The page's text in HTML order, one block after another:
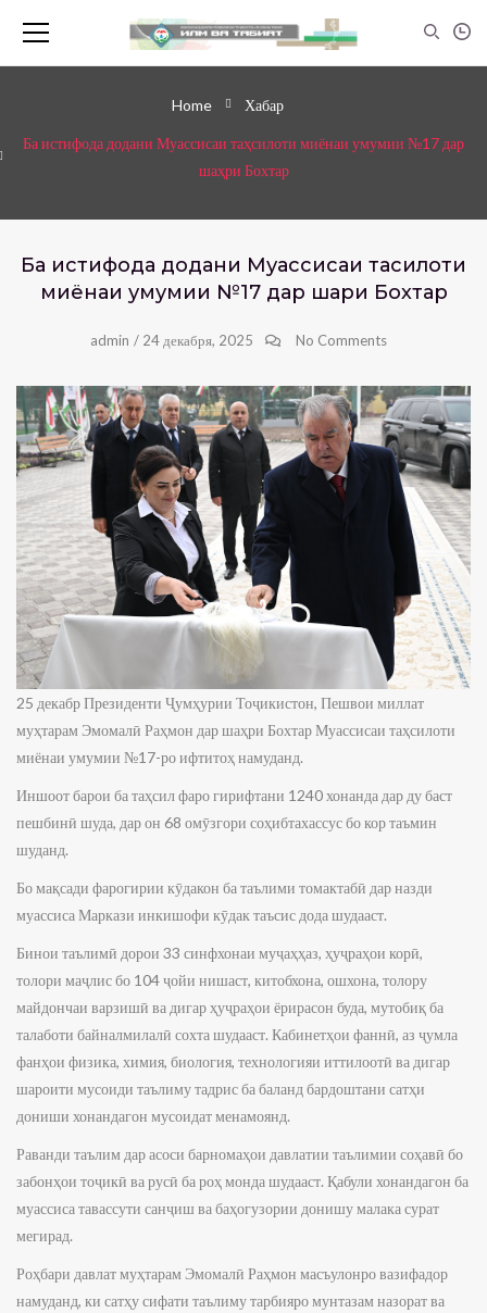
Home Хабар
Ба истифода додани Муассисаи таҳсилоти миёнаи умумии №17 дар
шаҳри Бохтар
Ба истифода додани Муассисаи таҳсилоти
миёнаи умумии №17 дар шаҳри Бохтар
admin / 24 декабря, 2025 No Comments
25 декабр Президенти Ҷумҳурии Тоҷикистон, Пешвои миллат
муҳтарам Эмомалӣ Раҳмон дар шаҳри Бохтар Муассисаи таҳсилоти
миёнаи умумии №17-ро ифтитоҳ намуданд.
Иншоот барои ба таҳсил фаро гирифтани 1240 хонанда дар ду баст
пешбинӣ шуда, дар он 68 омӯзгори соҳибтахассус бо кор таъмин
шуданд.
Бо мақсади фарогирии кӯдакон ба таълими томактабӣ дар назди
муассиса Маркази инкишофи кӯдак таъсис дода шудааст.
Бинои таълимӣ дорои 33 синфхонаи муҷаҳҳаз, ҳуҷраҳои корӣ,
толори маҷлис бо 104 ҷойи нишаст, китобхона, ошхона, толору
майдончаи варзишӣ ва дигар ҳуҷраҳои ёрирасон буда, мутобиқ ба
талаботи байналмилалӣ сохта шудааст. Кабинетҳои фаннӣ, аз ҷумла
фанҳои физика, химия, биология, технологияи иттилоотӣ ва дигар
шароити мусоиди таълиму тадрис ба баланд бардоштани сатҳи
дониши хонандагон мусоидат менамоянд.
Раванди таълим дар асоси барномаҳои давлатии таълимии соҳавӣ бо
забонҳои тоҷикӣ ва русӣ ба роҳ монда шудааст. Қабули хонандагон ба
муассиса тавассути санҷиш ва баҳогузории донишу малака сурат
мегирад.
Роҳбари давлат муҳтарам Эмомалӣ Раҳмон масъулонро вазифадор
намуданд, ки сатҳу сифати таълиму тарбияро мунтазам назорат ва